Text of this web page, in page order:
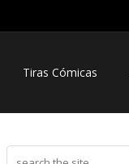
Tiras Cómicas